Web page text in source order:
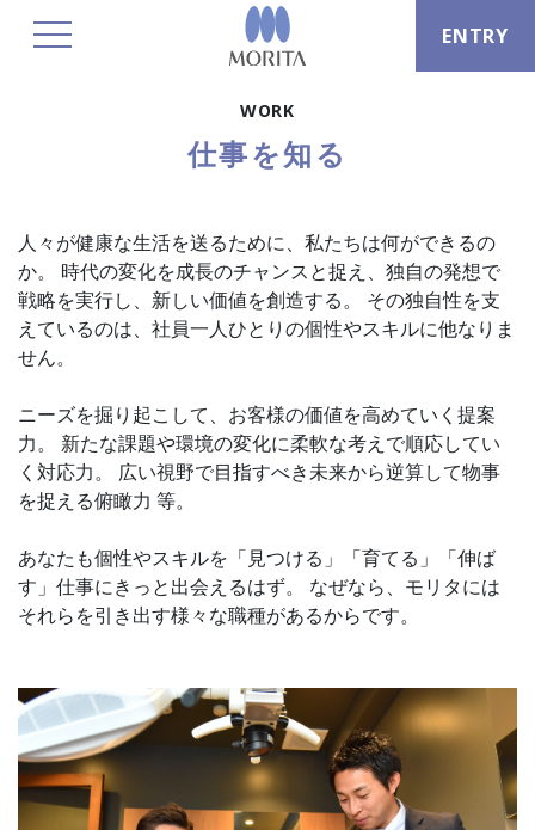
toggle navigation ENTRY
WORK
仕事を知る
人々が健康な生活を送るために、私たちは何ができるの
か。 時代の変化を成長のチャンスと捉え、独自の発想で
戦略を実行し、新しい価値を創造する。 その独自性を支
えているのは、社員一人ひとりの個性やスキルに他なりま
せん。
ニーズを掘り起こして、お客様の価値を高めていく提案
力。 新たな課題や環境の変化に柔軟な考えで順応してい
く対応力。 広い視野で目指すべき未来から逆算して物事
を捉える俯瞰力 等。
あなたも個性やスキルを「見つける」「育てる」「伸ば
す」仕事にきっと出会えるはず。 なぜなら、モリタには
それらを引き出す様々な職種があるからです。